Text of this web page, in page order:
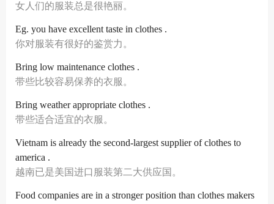
女人们的服装总是很艳丽。
Eg. you have excellent taste in clothes .
你对服装有很好的鉴赏力。
Bring low maintenance clothes .
带些比较容易保养的衣服。
Bring weather appropriate clothes .
带些适合适宜的衣服。
Vietnam is already the second-largest supplier of clothes to
america .
越南已是美国进口服装第二大供应国。
Food companies are in a stronger position than clothes makers